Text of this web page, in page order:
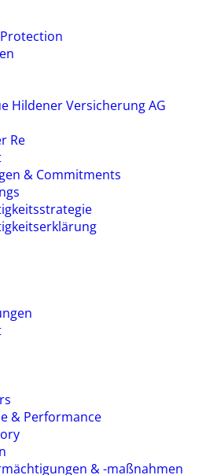
Hildener Versicherung AG
Re
& Commitments
& Performance
& -maßnahmen